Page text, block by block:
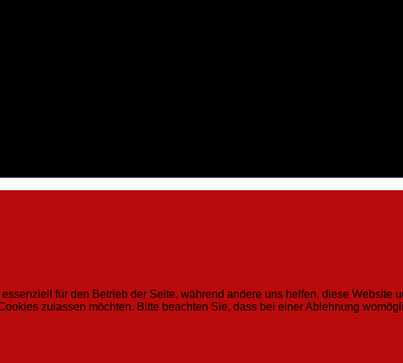
für den Betrieb der Seite, während andere uns helfen, diese Website
zulassen möchten. Bitte beachten Sie, dass bei einer Ablehnung